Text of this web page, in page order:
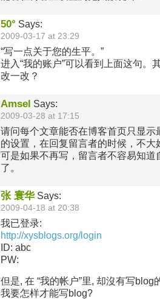
50° Says:
2009-03-17 at 23:29
“写一点关于您的生平。”
进入“我的账户”可以看到上面这句。
改一改？
Amsel Says:
2009-03-28 at 17:15
请问每个文章能否在博客首页只显示
的设置，在回复留言者的时候，不大
可是如果不再写，留言者不容易知道
了。
张 寰华Says:
2009-04-18 at 20:38
我已登录:
http://xysblogs.org/login
ID: abc
PW:
但是, 在 “我的帐户”里, 却沒有写blog
我要怎样才能写blog?